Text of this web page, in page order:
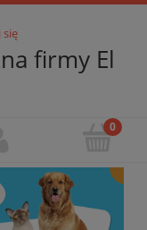
się
firmy El